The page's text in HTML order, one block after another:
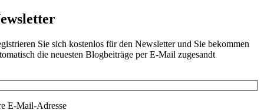
Sie sich kostenlos für den Newsletter und Sie bekommen
die neuesten Blogbeiträge per E-Mail zugesandt
E-Mail-Adresse